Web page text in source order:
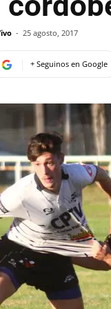
- 25 agosto, 2017
+ Seguinos en Google